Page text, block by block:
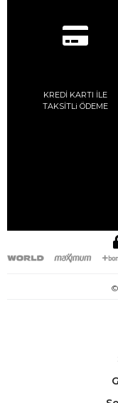
KREDİ KARTI İLE
TAKSİTLi ÖDEME